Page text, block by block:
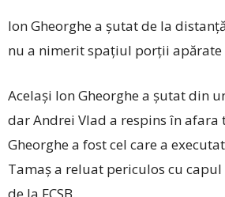
Ion Gheorghe a șutat de la
nu a nimerit spațiul porții apărate
Același Ion Gheorghe a șutat din
dar Andrei Vlad a respins în afara
Gheorghe a fost cel care a
Tamaș a reluat periculos cu
de la FCSB.